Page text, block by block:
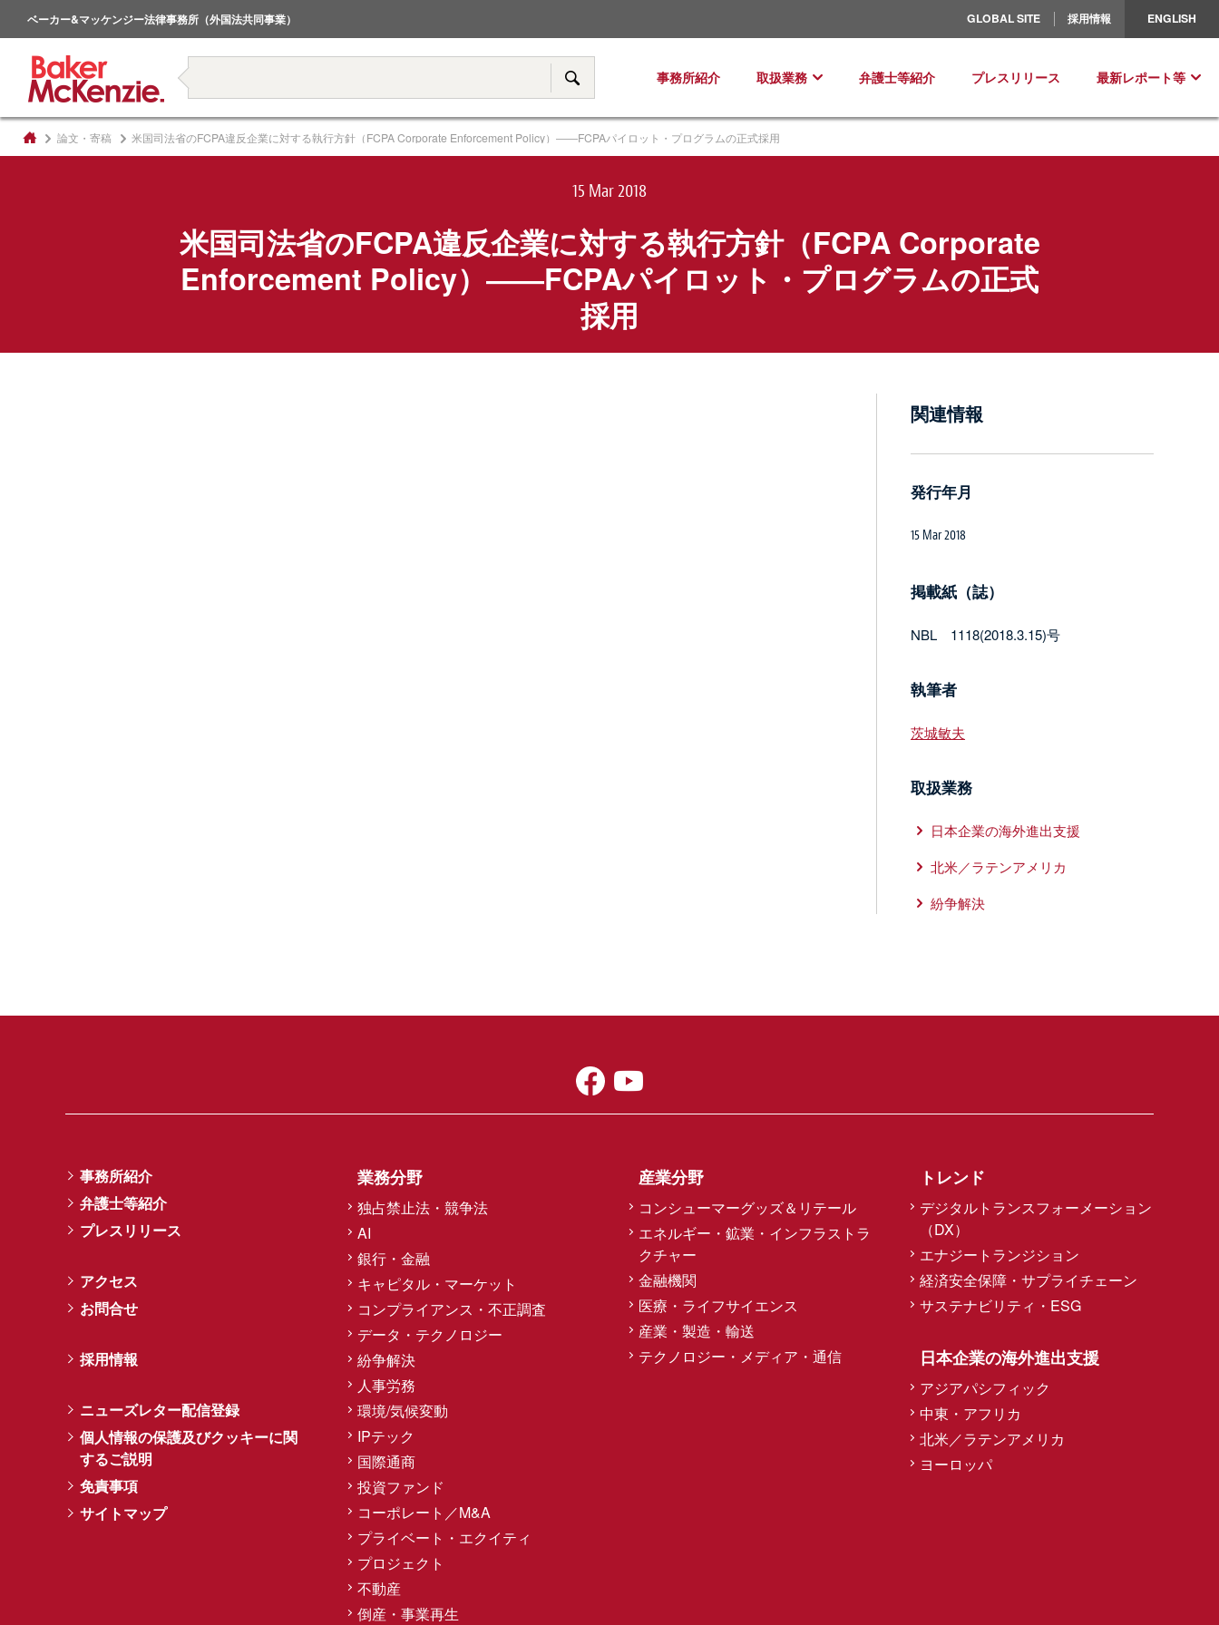
ベーカー&マッケンジー法律事務所（外国法共同事業） GLOBAL SITE 採用情報 ENGLISH
サイト内検索事務所紹介 取扱業務
ヨーロッパ
弁護士等紹介 プレスリリース 最新レポート等
著書
論文・寄稿 米国司法省のFCPA違反企業に対する執行方針（FCPA Corporate Enforcement Policy）――FCPAパイロット・プログラムの正式採用
15 Mar 2018
米国司法省のFCPA違反企業に対する執行方針（FCPA Corporate
Enforcement Policy）――FCPAパイロット・プログラムの正式
採用
関連情報
発行年月
15 Mar 2018
掲載紙（誌）
NBL 1118(2018.3.15)号
執筆者
茨城敏夫
取扱業務
日本企業の海外進出支援
北米／ラテンアメリカ
紛争解決
事務所紹介
弁護士等紹介
プレスリリース
アクセス
お問合せ
採用情報
ニューズレター配信登録
個人情報の保護及びクッキーに関
するご説明
免責事項
サイトマップ
業務分野
独占禁止法・競争法
AI
銀行・金融
キャピタル・マーケット
コンプライアンス・不正調査
データ・テクノロジー
紛争解決
人事労務
環境/気候変動
IPテック
国際通商
投資ファンド
コーポレート／M&A
プライベート・エクイティ
プロジェクト
不動産
倒産・事業再生
産業分野
コンシューマーグッズ＆リテール
エネルギー・鉱業・インフラストラ
クチャー
金融機関
医療・ライフサイエンス
産業・製造・輸送
テクノロジー・メディア・通信
トレンド
デジタルトランスフォーメーション
（DX）
エナジートランジション
経済安全保障・サプライチェーン
サステナビリティ・ESG
日本企業の海外進出支援
アジアパシフィック
中東・アフリカ
北米／ラテンアメリカ
ヨーロッパ